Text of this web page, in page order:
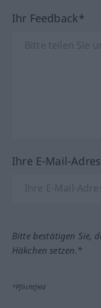
Ihr Feedback*
Ihre E-Mail-
Bitte bestätigen Sie,
Häkchen setzen.*
*Pflichtfeld